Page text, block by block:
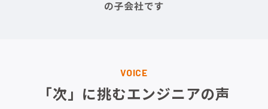
VOICE
「次」に挑むエンジニアの声